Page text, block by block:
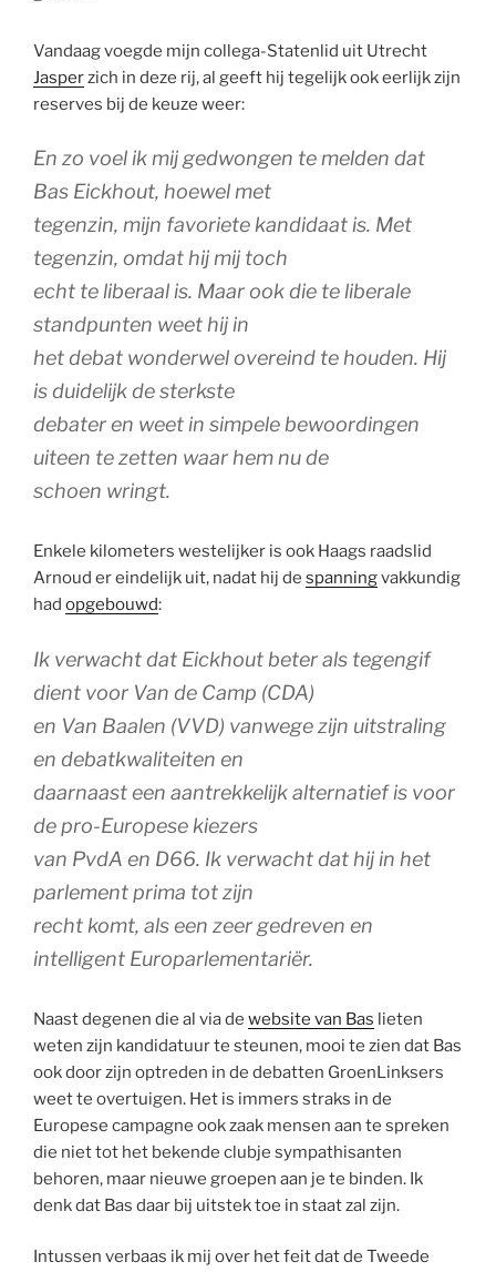
Vandaag voegde mijn collega-Statenlid uit Utrecht
Jasperzich in deze rij, al geeft hij tegelijk ook eerlijk zijn
reserves bij de keuze weer:
En zo voel ik mij gedwongen te melden dat
Bas Eickhout, hoewel met
tegenzin, mijn favoriete kandidaat is. Met
tegenzin, omdat hij mij toch
echt te liberaal is. Maar ook die te liberale
standpunten weet hij in
het debat wonderwel overeind te houden. Hij
is duidelijk de sterkste
debater en weet in simpele bewoordingen
uiteen te zetten waar hem nu de
schoen wringt.
Enkele kilometers westelijker is ook Haags raadslid
Arnoud er eindelijk uit, nadat hij de spanningvakkundig
had opgebouwd:
Ik verwacht dat Eickhout beter als tegengif
dient voor Van de Camp (CDA)
en Van Baalen (VVD) vanwege zijn uitstraling
en debatkwaliteiten en
daarnaast een aantrekkelijk alternatief is voor
de pro-Europese kiezers
van PvdA en D66. Ik verwacht dat hij in het
parlement prima tot zijn
recht komt, als een zeer gedreven en
intelligent Europarlementariër.
Naast degenen die al via de website van Bas lieten
weten zijn kandidatuur te steunen, mooi te zien dat Bas
ook door zijn optreden in de debatten GroenLinksers
weet te overtuigen. Het is immers straks in de
Europese campagne ook zaak mensen aan te spreken
die niet tot het bekende clubje sympathisanten
behoren, maar nieuwe groepen aan je te binden. Ik
denk dat Bas daar bij uitstek toe in staat zal zijn.
Intussen verbaas ik mij over het feit dat de Tweede